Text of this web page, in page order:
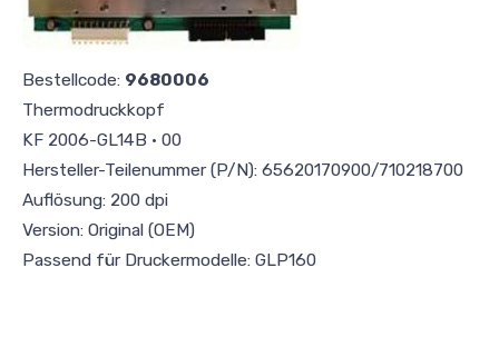
Bestellcode: 9680006
Thermodruckkopf
KF 2006-GL14B · 00
Hersteller-Teilenummer (P/N): 65620170900/710218700
Auflösung: 200 dpi
Version: Original (OEM)
Passend für Druckermodelle: GLP160